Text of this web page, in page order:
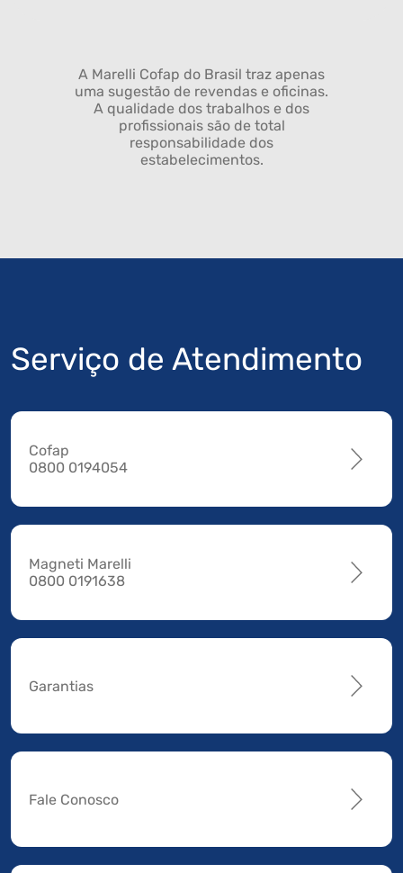
A Marelli Cofap do Brasil traz apenas
uma sugestão de revendas e oficinas.
A qualidade dos trabalhos e dos
profissionais são de total
responsabilidade dos
estabelecimentos.
Serviço de Atendimento
Cofap
0800 0194054
Magneti Marelli
0800 0191638
Garantias
Fale Conosco